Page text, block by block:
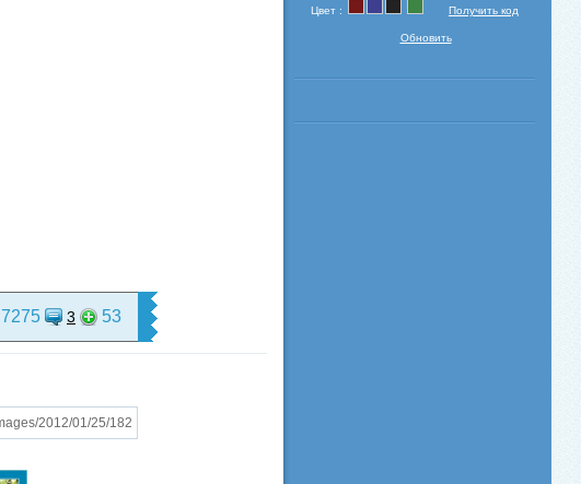
Цвет : Получить код
Обновить
7275 3 53